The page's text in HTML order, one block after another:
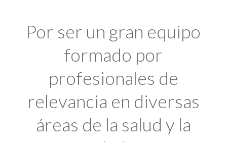
Por ser un gran equipo
formado por
profesionales de
relevancia en diversas
áreas de la salud y la